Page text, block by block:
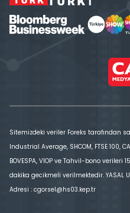
Sitemizdeki veriler Foreks tarafından
Industrial Average, SHCOM, FTSE 100,
BOVESPA, VİOP ve Tahvil-bono verileri
dakika gecikmeli verilmektedir. YASAL
Adresi : cgorsel@hs03.kep.tr